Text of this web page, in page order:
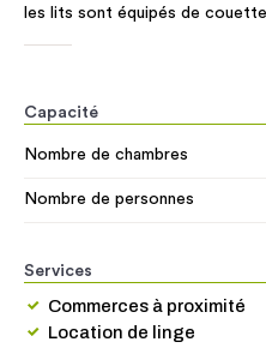
les lits sont équipés de
Capacité
Nombre de chambres
Nombre de personnes
Services
Commerces à proximité
Location de linge